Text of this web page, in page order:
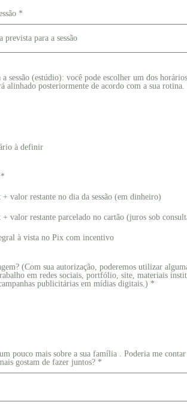
*
sessão (estúdio): você pode escolher um dos
alinhado posteriormente de acordo com a sua rotina.
à definir
valor restante no dia da sessão (em dinheiro)
valor restante parcelado no cartão (juros sob
à vista no Pix com incentivo
(Com sua autorização, poderemos utilizar
em redes sociais, portfólio, site, materiais
publicitárias em mídias digitais.) *
pouco mais sobre a sua família . Poderia me
gostam de fazer juntos? *